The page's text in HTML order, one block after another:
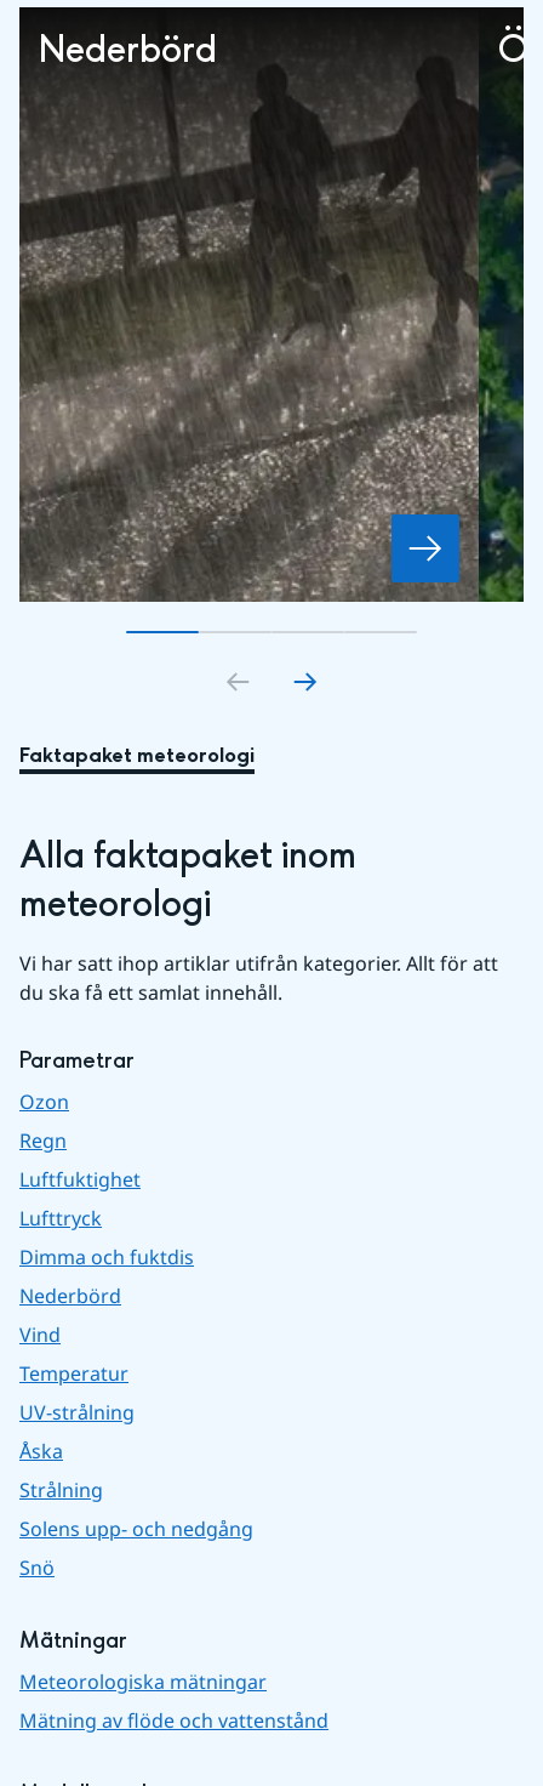
Nederbörd
Gå till bildkort1
Gå till bildkort2
Gå till bildkort3
Gå till bildkort
Faktapaket meteorologi
Alla faktapaket inom
meteorologi
Vi har satt ihop artiklar utifrån kategorier. Allt för att
du ska få ett samlat innehåll.
Parametrar
Ozon
Regn
Luftfuktighet
Lufttryck
Dimma och fuktdis
Nederbörd
Vind
Temperatur
UV-strålning
Åska
Strålning
Solens upp- och nedgång
Snö
Mätningar
Meteorologiska mätningar
Mätning av flöde och vattenstånd